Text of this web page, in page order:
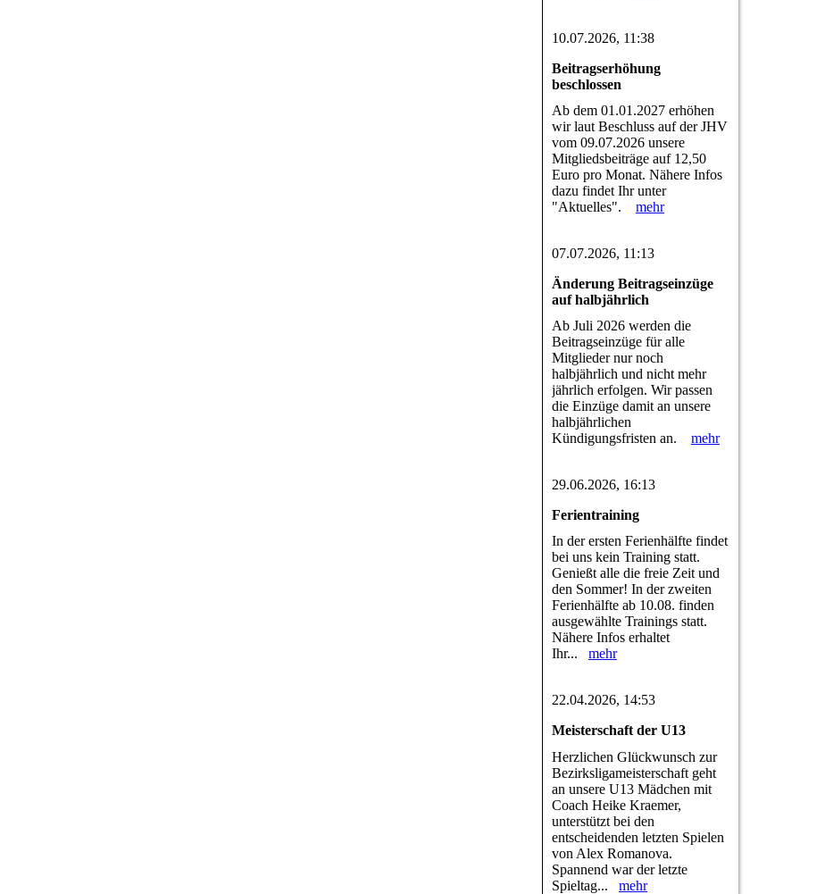
10.07.2026, 11:38
Beitragserhöhung
beschlossen
Ab dem 01.01.2027 erhöhen
wir laut Beschluss auf der JHV
vom 09.07.2026 unsere
Mitgliedsbeiträge auf 12,50
Euro pro Monat. Nähere Infos
dazu findet Ihr unter
"Aktuelles". mehr
07.07.2026, 11:13
Änderung Beitragseinzüge
auf halbjährlich
Ab Juli 2026 werden die
Beitragseinzüge für alle
Mitglieder nur noch
halbjährlich und nicht mehr
jährlich erfolgen. Wir passen
die Einzüge damit an unsere
halbjährlichen
Kündigungsfristen an. mehr
29.06.2026, 16:13
Ferientraining
In der ersten Ferienhälfte findet
bei uns kein Training statt.
Genießt alle die freie Zeit und
den Sommer! In der zweiten
Ferienhälfte ab 10.08. finden
ausgewählte Trainings statt.
Nähere Infos erhaltet
Ihr... mehr
22.04.2026, 14:53
Meisterschaft der U13
Herzlichen Glückwunsch zur
Bezirksligameisterschaft geht
an unsere U13 Mädchen mit
Coach Heike Kraemer,
unterstützt bei den
entscheidenden letzten Spielen
von Alex Romanova.
Spannend war der letzte
Spieltag... mehr